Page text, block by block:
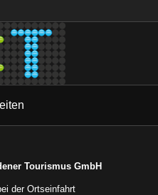
Tourismus GmbH
der Ortseinfahrt